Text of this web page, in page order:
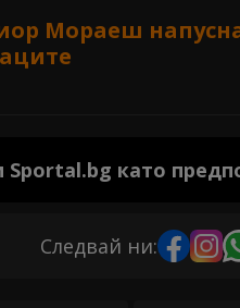
Мораеш
като
Следвай ни: